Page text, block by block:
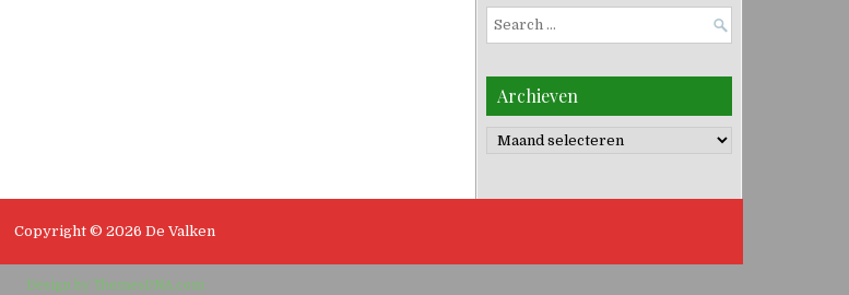
Search
for:
Archieven
Archieven
Copyright © 2026 De Valken
Design by ThemesDNA.com